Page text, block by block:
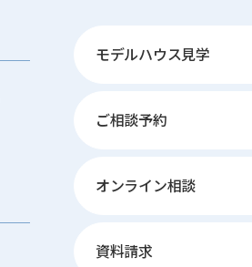
モデルハウス見学
ご相談予約
オンライン相談
資料請求